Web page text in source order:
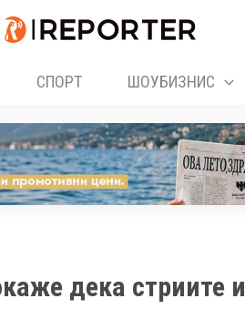
СПОРТ ШОУБИЗНИС
дека стриите и